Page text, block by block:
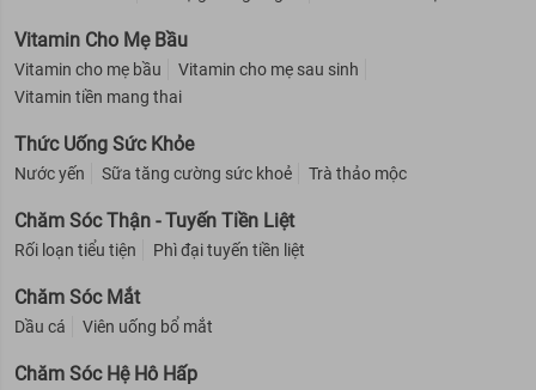
Vitamin Cho Mẹ Bầu
Vitamin cho mẹ bầu
Vitamin cho mẹ sau sinh
Vitamin tiền mang thai
Thức Uống Sức Khỏe
Nước yến Sữa tăng cường sức khoẻ Trà thảo mộc
Chăm Sóc Thận - Tuyến Tiền Liệt
Rối loạn tiểu tiện Phì đại tuyến tiền liệt
Chăm Sóc Mắt
Dầu cá Viên uống bổ mắt
Chăm Sóc Hệ Hô Hấp